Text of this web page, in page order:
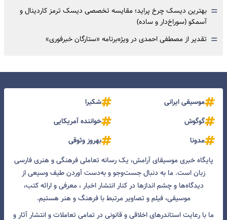
= بهترین دیسک چرخ پراید؛ مقایسه تخصصی دیسک ترمز کاردینال و
آسمکو (سوراخ‌دار و ساده)
= تقدیر از مصطفی احمدی در ویژه‌برنامه «ستارگان خبرفوری»
موسیقی ایرانی
شکیرا
گوگوش
خواننده آمریکایی
مدونا
بهروز وثوقی
پایگاه خبری موسیقای آرامش، یک رسانه تعاملی فرهنگی و هنری فارسی
زبان است. ما به دنبال جست‌و‌جو و به‌دست آوردن طیف وسیعی از
دیدگاه‌ها و چشم انداز‌ها در کنار انتشار اخبار ، معرفی و ارائه کتب،
موسیقی، فیلم و تصاویر مرتبط با فرهنگ و هنر هستیم.
ما با رعایت استاندرهای اخلاقی و قانونی در تمامی تعاملات و انتشار آثار و